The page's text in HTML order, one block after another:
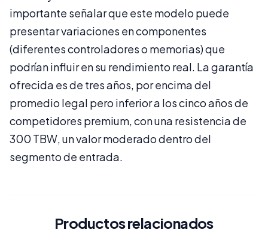
importante señalar que este modelo puede
presentar variaciones en componentes
(diferentes controladores o memorias) que
podrían influir en su rendimiento real. La garantía
ofrecida es de tres años, por encima del
promedio legal pero inferior a los cinco años de
competidores premium, con una resistencia de
300 TBW, un valor moderado dentro del
segmento de entrada.
Productos relacionados